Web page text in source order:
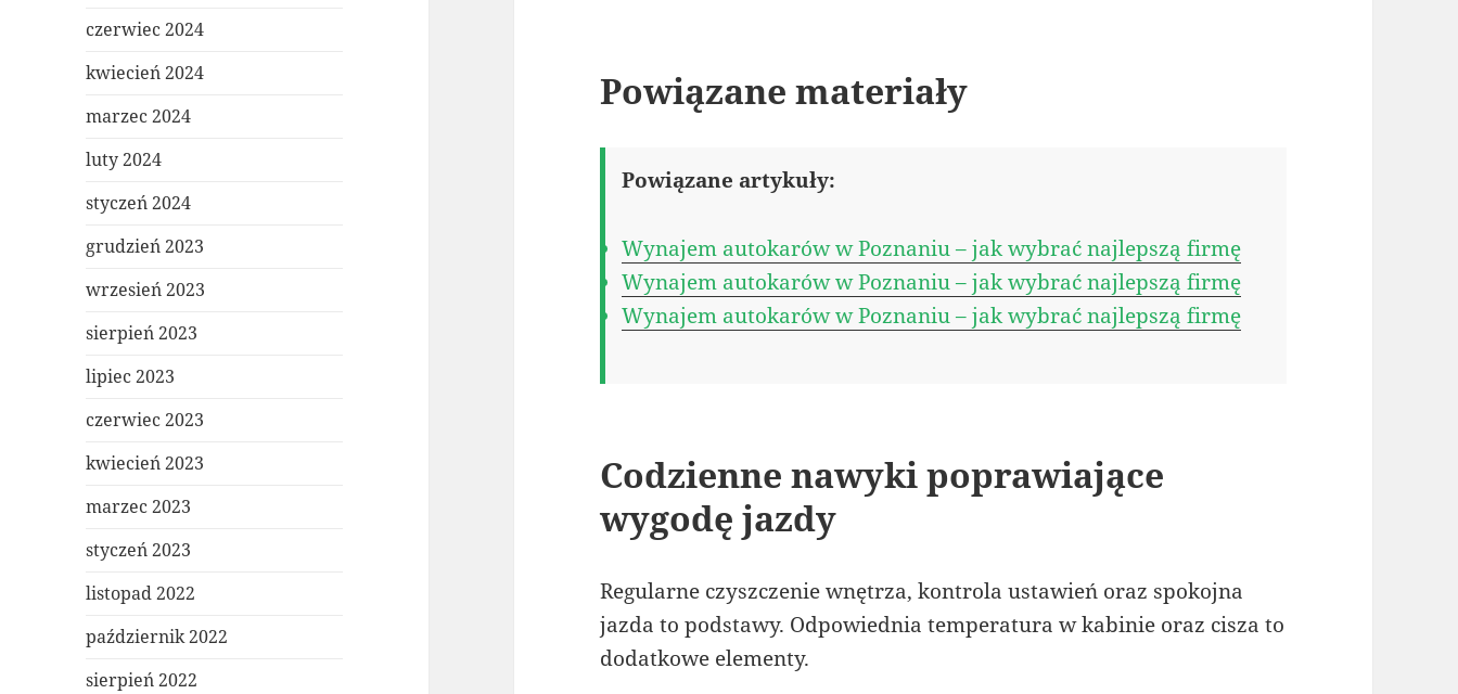
czerwiec 2024
kwiecień 2024
marzec 2024
luty 2024
styczeń 2024
grudzień 2023
wrzesień 2023
sierpień 2023
lipiec 2023
czerwiec 2023
kwiecień 2023
marzec 2023
styczeń 2023
listopad 2022
październik 2022
sierpień 2022
Powiązane materiały
Powiązane artykuły:
Wynajem autokarów w Poznaniu – jak wybrać najlepszą firmę
Wynajem autokarów w Poznaniu – jak wybrać najlepszą firmę
Wynajem autokarów w Poznaniu – jak wybrać najlepszą firmę
Codzienne nawyki poprawiające
wygodę jazdy
Regularne czyszczenie wnętrza, kontrola ustawień oraz spokojna
jazda to podstawy. Odpowiednia temperatura w kabinie oraz cisza to
dodatkowe elementy.